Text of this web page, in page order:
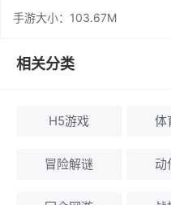
手游大小：103.67M
相关分类
H5游戏 体
冒险解谜 动